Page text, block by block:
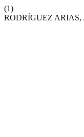
(1)
RODRÍGUEZ ARIAS,